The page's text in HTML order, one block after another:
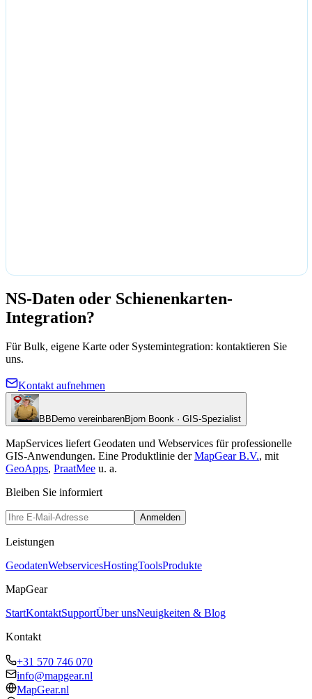
NS-Daten oder Schienenkarten-
Integration?
Für Bulk, eigene Karte oder Systemintegration: kontaktieren Sie
uns.
Kontakt aufnehmen
BB Demo vereinbarenBjorn Boonk · GIS-Spezialist
MapServices liefert Geodaten und Webservices für professionelle
GIS-Anwendungen. Eine Produktlinie derMapGear B.V., mit
GeoApps, PraatMee u. a.
Bleiben Sie informiert
Anmelden
Leistungen
GeodatenWebservicesHostingToolsProdukte
MapGear
StartKontaktSupportÜber unsNeuigkeiten & Blog
Kontakt
+31 570 746 070
info@mapgear.nl
MapGear.nl